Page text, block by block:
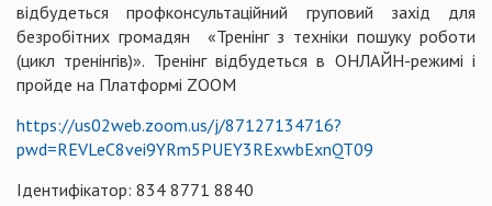
відбудеться профконсультаційний груповий захід для
безробітних громадян «Тренінг з техніки пошуку роботи
(цикл тренінгів)». Тренінг відбудеться в ОНЛАЙН-режимі і
пройде на Платформі ZOOM
https://us02web.zoom.us/j/87127134716?
pwd=REVLeC8vei9YRm5PUEY3RExwbExnQT09
Ідентифікатор: 834 8771 8840